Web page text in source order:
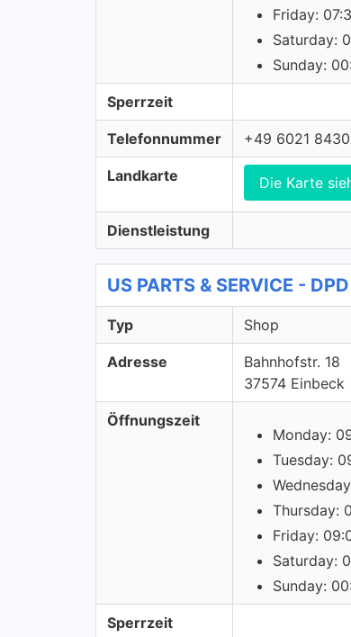
Friday:
Saturday:
Sunday:
Sperrzeit
Telefonnummer +49 6021 8430
Landkarte Die Karte
Dienstleistung
US PARTS & SERVICE -
Typ Shop
Adresse
Bahnhofstr. 18
37574 Einbeck
Öffnungszeit
Monday:
Tuesday:
Thursday:
Friday:
Saturday:
Sunday:
Sperrzeit